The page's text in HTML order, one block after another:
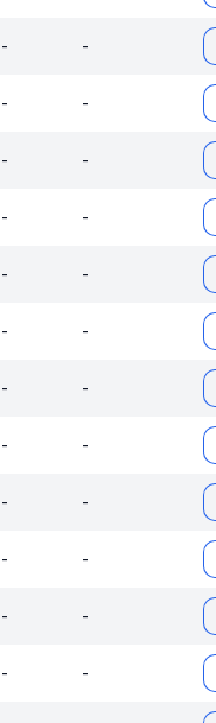
- -
- -
- -
- -
- -
- -
- -
- -
- -
- -
- -
- -